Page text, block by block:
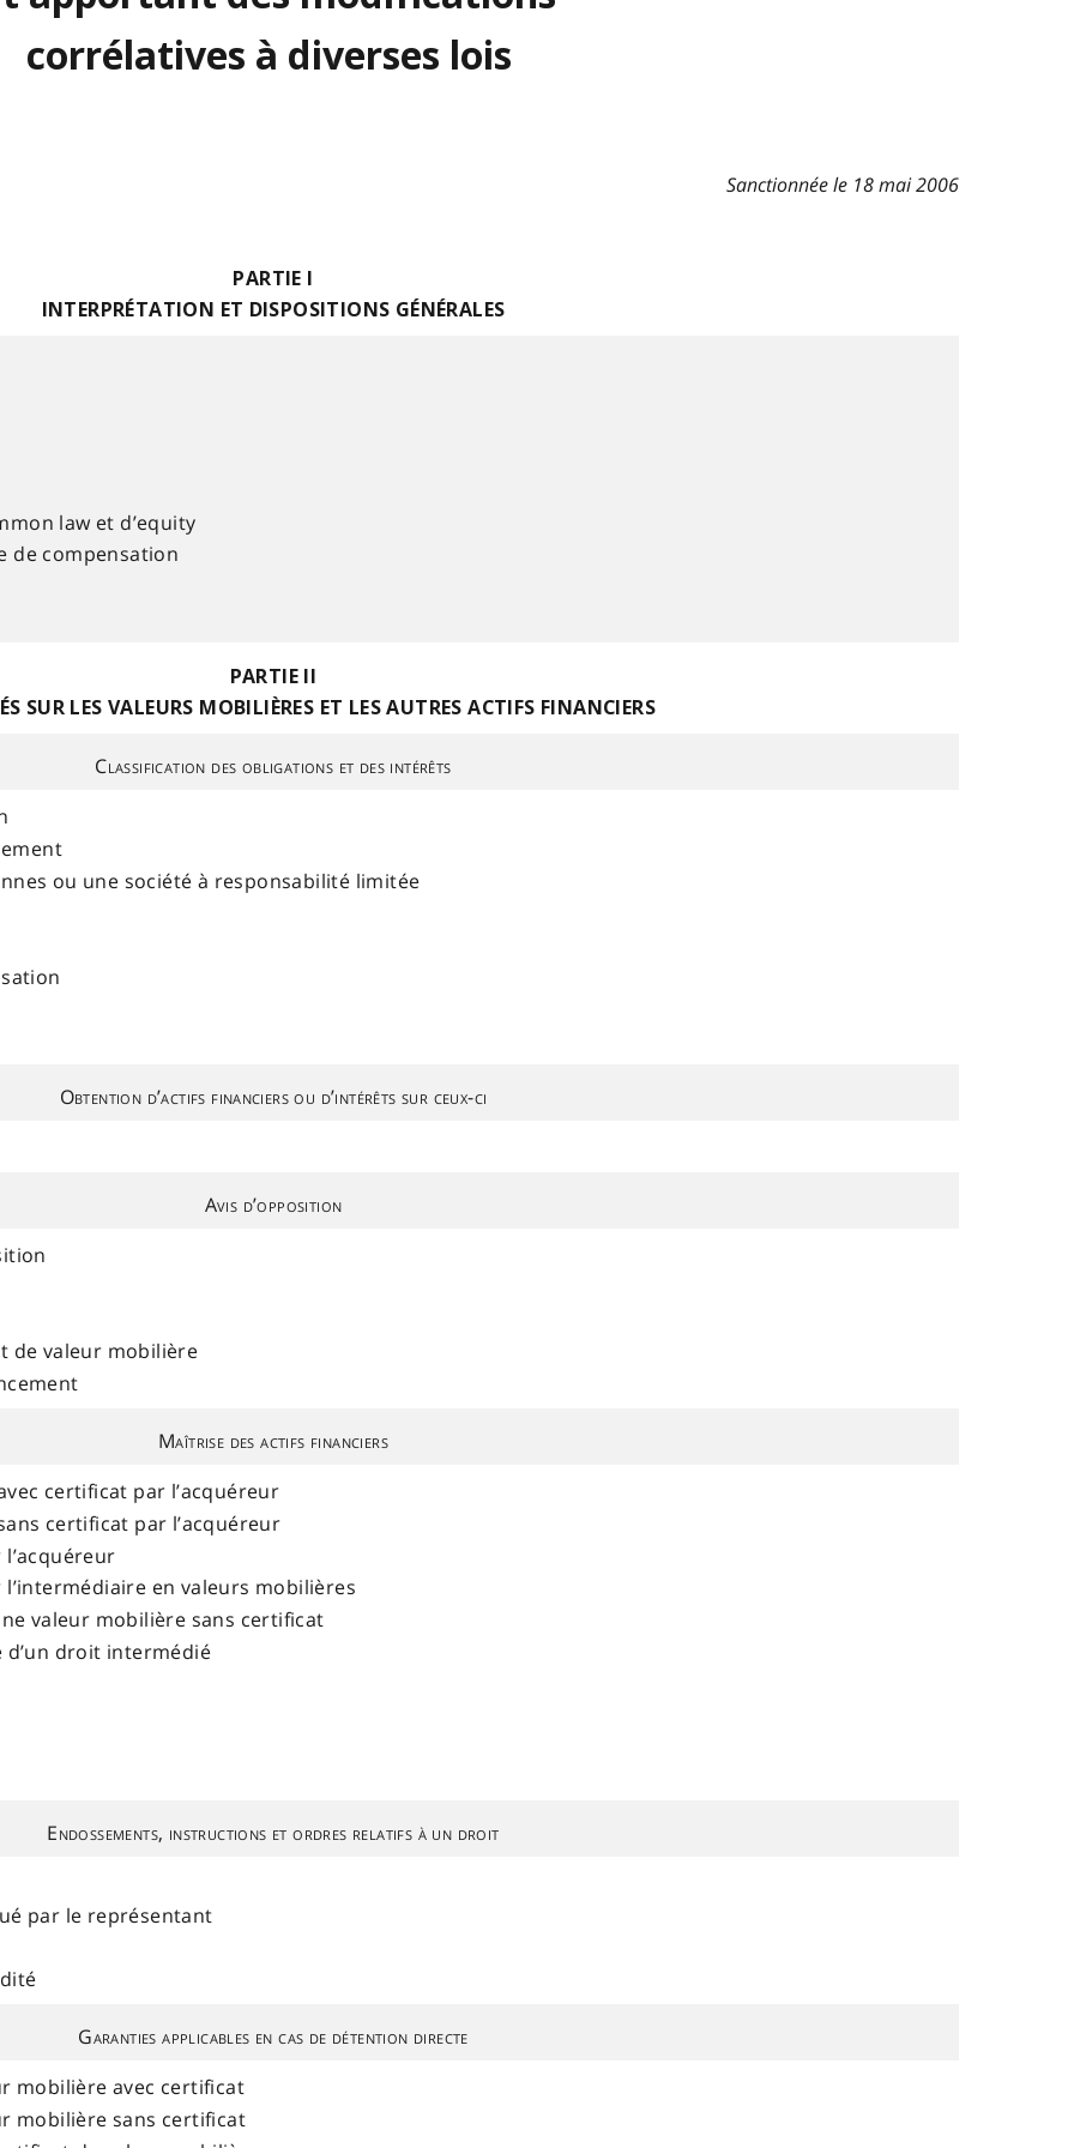
corrélatives à diverses lois
Sanctionnée le 18 mai 2006
PARTIE I
INTERPRÉTATION ET DISPOSITIONS GÉNÉRALES
law et d’equity
de compensation
PARTIE II
SUR LES VALEURS MOBILIÈRES ET LES AUTRES ACTIFS FINANCIERS
Classification des obligations et des intérêts
ou une société à responsabilité limitée
Obtention d’actifs financiers ou d’intérêts sur ceux-ci
Avis d’opposition
de valeur mobilière
Maîtrise des actifs financiers
certificat par l’acquéreur
certificat par l’acquéreur
en valeurs mobilières
valeur mobilière sans certificat
droit intermédié
Endossements, instructions et ordres relatifs à un droit
par le représentant
Garanties applicables en cas de détention directe
mobilière avec certificat
mobilière sans certificat